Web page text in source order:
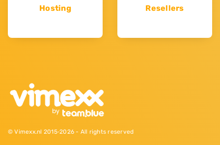
Hosting Resellers
© Vimexx.nl 2015‐2026 - All rights reserved